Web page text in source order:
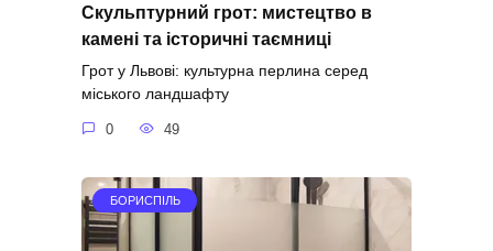
Скульптурний грот: мистецтво в
камені та історичні таємниці
Грот у Львові: культурна перлина серед
міського ландшафту
0 49
БОРИСПІЛЬ